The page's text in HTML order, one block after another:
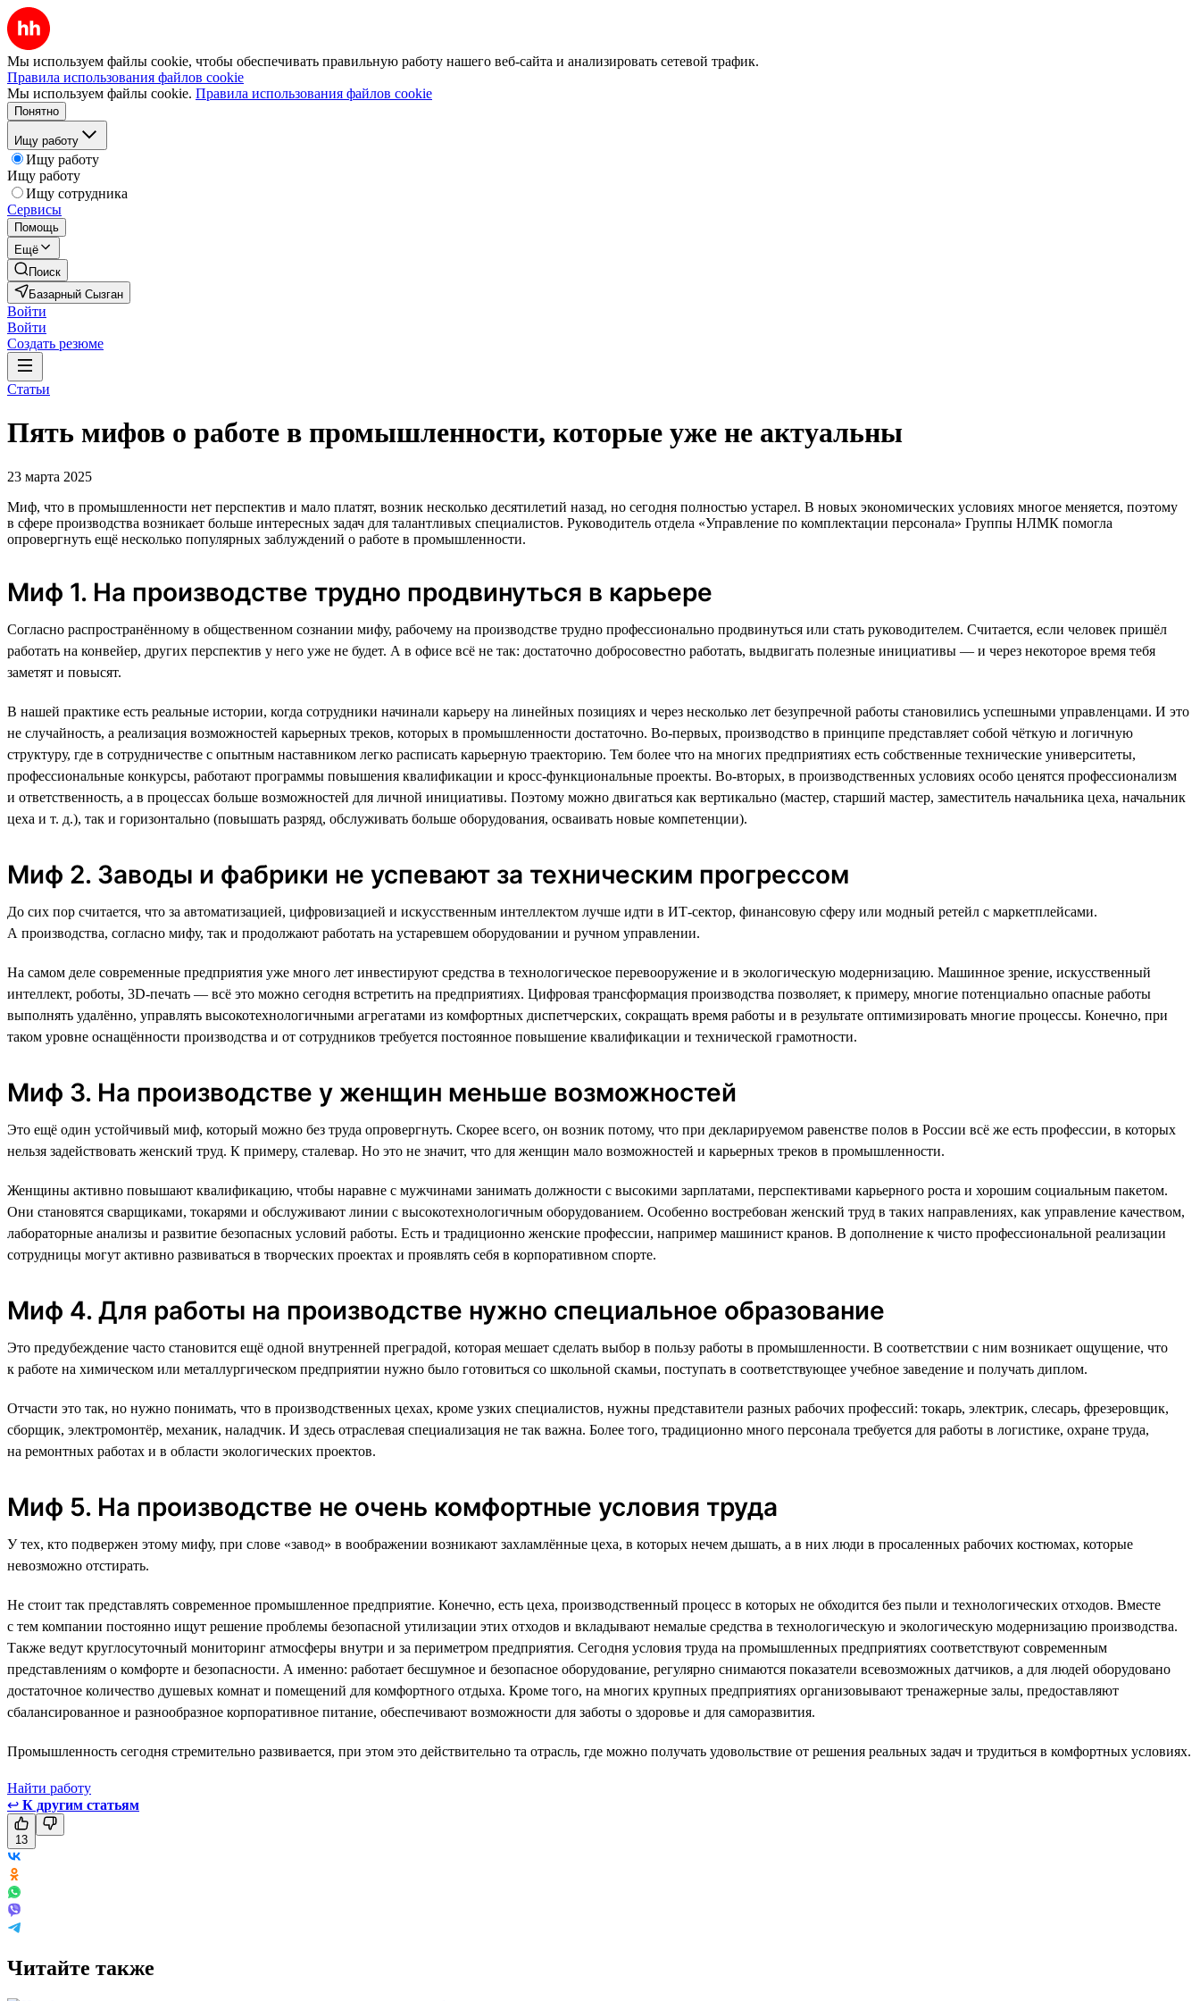
Мы используем файлы cookie, чтобы обеспечивать правильную работу нашего веб-сайта и анализировать сетевой трафик.
Правила использования файлов cookie
Мы используем файлы cookie. Правила использования файлов cookie
Понятно
Ищу работу
Ищу работу
Ищу работу
Ищу сотрудника
Сервисы
Помощь
Ещё
Поиск
Базарный Сызган
Войти
Войти
Создать резюме
Статьи
Пять мифов о работе в промышленности, которые уже не актуальны
23 марта 2025
Миф, что в промышленности нет перспектив и мало платят, возник несколько десятилетий назад, но сегодня полностью устарел. В новых экономических условиях многое меняется, поэтому
в сфере производства возникает больше интересных задач для талантливых специалистов. Руководитель отдела «Управление по комплектации персонала» Группы НЛМК помогла
опровергнуть ещё несколько популярных заблуждений о работе в промышленности.
Миф 1. На производстве трудно продвинуться в карьере
Согласно распространённому в общественном сознании мифу, рабочему на производстве трудно профессионально продвинуться или стать руководителем. Считается, если человек пришёл
работать на конвейер, других перспектив у него уже не будет. А в офисе всё не так: достаточно добросовестно работать, выдвигать полезные инициативы — и через некоторое время тебя
заметят и повысят.
В нашей практике есть реальные истории, когда сотрудники начинали карьеру на линейных позициях и через несколько лет безупречной работы становились успешными управленцами. И это
не случайность, а реализация возможностей карьерных треков, которых в промышленности достаточно. Во-первых, производство в принципе представляет собой чёткую и логичную
структуру, где в сотрудничестве с опытным наставником легко расписать карьерную траекторию. Тем более что на многих предприятиях есть собственные технические университеты,
профессиональные конкурсы, работают программы повышения квалификации и кросс-функциональные проекты. Во-вторых, в производственных условиях особо ценятся профессионализм
и ответственность, а в процессах больше возможностей для личной инициативы. Поэтому можно двигаться как вертикально (мастер, старший мастер, заместитель начальника цеха, начальник
цеха и т. д.), так и горизонтально (повышать разряд, обслуживать больше оборудования, осваивать новые компетенции).
Миф 2. Заводы и фабрики не успевают за техническим прогрессом
До сих пор считается, что за автоматизацией, цифровизацией и искусственным интеллектом лучше идти в ИТ-сектор, финансовую сферу или модный ретейл с маркетплейсами.
А производства, согласно мифу, так и продолжают работать на устаревшем оборудовании и ручном управлении.
На самом деле современные предприятия уже много лет инвестируют средства в технологическое перевооружение и в экологическую модернизацию. Машинное зрение, искусственный
интеллект, роботы, 3D-печать — всё это можно сегодня встретить на предприятиях. Цифровая трансформация производства позволяет, к примеру, многие потенциально опасные работы
выполнять удалённо, управлять высокотехнологичными агрегатами из комфортных диспетчерских, сокращать время работы и в результате оптимизировать многие процессы. Конечно, при
таком уровне оснащённости производства и от сотрудников требуется постоянное повышение квалификации и технической грамотности.
Миф 3. На производстве у женщин меньше возможностей
Это ещё один устойчивый миф, который можно без труда опровергнуть. Скорее всего, он возник потому, что при декларируемом равенстве полов в России всё же есть профессии, в которых
нельзя задействовать женский труд. К примеру, сталевар. Но это не значит, что для женщин мало возможностей и карьерных треков в промышленности.
Женщины активно повышают квалификацию, чтобы наравне с мужчинами занимать должности с высокими зарплатами, перспективами карьерного роста и хорошим социальным пакетом.
Они становятся сварщиками, токарями и обслуживают линии с высокотехнологичным оборудованием. Особенно востребован женский труд в таких направлениях, как управление качеством,
лабораторные анализы и развитие безопасных условий работы. Есть и традиционно женские профессии, например машинист кранов. В дополнение к чисто профессиональной реализации
сотрудницы могут активно развиваться в творческих проектах и проявлять себя в корпоративном спорте.
Миф 4. Для работы на производстве нужно специальное образование
Это предубеждение часто становится ещё одной внутренней преградой, которая мешает сделать выбор в пользу работы в промышленности. В соответствии с ним возникает ощущение, что
к работе на химическом или металлургическом предприятии нужно было готовиться со школьной скамьи, поступать в соответствующее учебное заведение и получать диплом.
Отчасти это так, но нужно понимать, что в производственных цехах, кроме узких специалистов, нужны представители разных рабочих профессий: токарь, электрик, слесарь, фрезеровщик,
сборщик, электромонтёр, механик, наладчик. И здесь отраслевая специализация не так важна. Более того, традиционно много персонала требуется для работы в логистике, охране труда,
на ремонтных работах и в области экологических проектов.
Миф 5. На производстве не очень комфортные условия труда
У тех, кто подвержен этому мифу, при слове «завод» в воображении возникают захламлённые цеха, в которых нечем дышать, а в них люди в просаленных рабочих костюмах, которые
невозможно отстирать.
Не стоит так представлять современное промышленное предприятие. Конечно, есть цеха, производственный процесс в которых не обходится без пыли и технологических отходов. Вместе
с тем компании постоянно ищут решение проблемы безопасной утилизации этих отходов и вкладывают немалые средства в технологическую и экологическую модернизацию производства.
Также ведут круглосуточный мониторинг атмосферы внутри и за периметром предприятия. Сегодня условия труда на промышленных предприятиях соответствуют современным
представлениям о комфорте и безопасности. А именно: работает бесшумное и безопасное оборудование, регулярно снимаются показатели всевозможных датчиков, а для людей оборудовано
достаточное количество душевых комнат и помещений для комфортного отдыха. Кроме того, на многих крупных предприятиях организовывают тренажерные залы, предоставляют
сбалансированное и разнообразное корпоративное питание, обеспечивают возможности для заботы о здоровье и для саморазвития.
Промышленность сегодня стремительно развивается, при этом это действительно та отрасль, где можно получать удовольствие от решения реальных задач и трудиться в комфортных условиях.
Найти работу
↩ К другим статьям
13
Читайте также